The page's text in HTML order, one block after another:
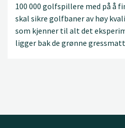
100 000 golfspillere med på å
skal sikre golfbaner av høy
som kjenner til alt det
ligger bak de grønne